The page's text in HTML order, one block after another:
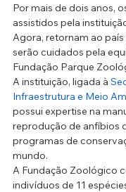
Por mais de dois anos,
assistidos pela
Agora, retornam ao
serão cuidados pela
Fundação Parque
A instituição, ligada à
Infraestrutura e Meio
possui expertise na
reprodução de anfíbios
programas de
mundo.
A Fundação Zoológico
indivíduos de 11